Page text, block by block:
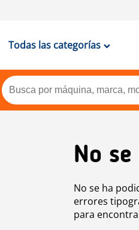
Todas las categorías
No
No se ha
errores
para